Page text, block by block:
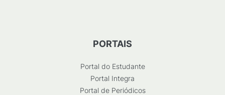
PORTAIS
Portal do Estudante
Portal Integra
Portal de Periódicos